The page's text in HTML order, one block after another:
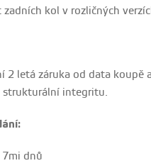
zadních kol v rozličných
2 letá záruka od data koupě
strukturální integritu.
7mi dnů